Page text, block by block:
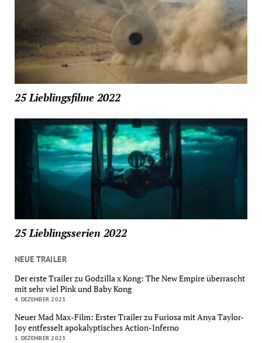
25 Lieblingsfilme 2022
25 Lieblingsserien 2022
NEUE TRAILER
Der erste Trailer zu Godzilla x Kong: The New Empire überrascht
mit sehr viel Pink und Baby Kong
4. DEZEMBER 2023
Neuer Mad Max-Film: Erster Trailer zu Furiosa mit Anya Taylor-
Joy entfesselt apokalyptisches Action-Inferno
1. DEZEMBER 2023